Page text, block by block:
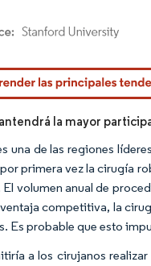
El uso requiere atribución según
la mayor
una de las regiones
primera vez la cirugía
volumen anual de
competitiva, la
Es probable que esto
a los cirujanos